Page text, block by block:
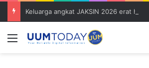
Menu